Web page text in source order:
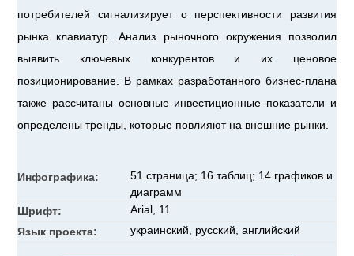
потребителей сигнализирует о перспективности развития
рынка клавиатур. Анализ рыночного окружения позволил
выявить ключевых конкурентов и их ценовое
позиционирование. В рамках разработанного бизнес-плана
также рассчитаны основные инвестиционные показатели и
определены тренды, которые повлияют на внешние рынки.
Инфографика:
51 страница; 16 таблиц; 14 графиков и
диаграмм
Шрифт:
Arial, 11
Язык проекта:
украинский, русский, английский